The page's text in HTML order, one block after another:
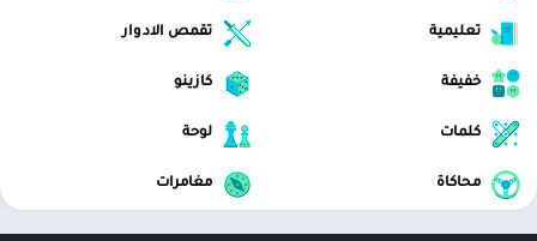
تعليمية تقمص الادوار
خفيفة كازينو
كلمات لوحة
محاكاة مغامرات